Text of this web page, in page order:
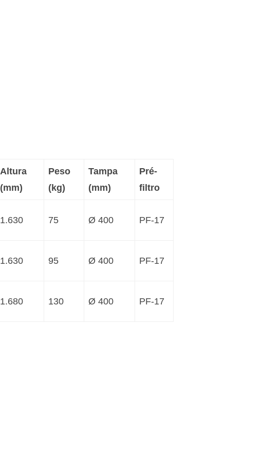
Altura
(mm)
Peso
(kg)
Tampa
(mm)
Pré-
filtro
1.630 75 Ø 400 PF-17
1.630 95 Ø 400 PF-17
1.680 130 Ø 400 PF-17